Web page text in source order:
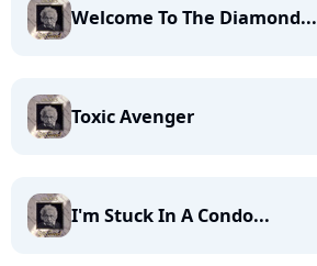
Welcome To The Diamond...
Toxic Avenger
I'm Stuck In A Condo...